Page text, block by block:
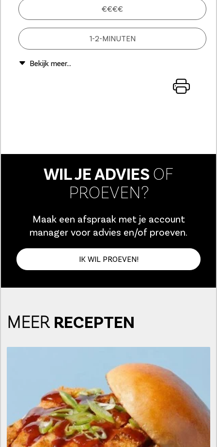
€€€€
1-2-MINUTEN
WIL JE ADVIES OF
PROEVEN?
Maak een afspraak met je account
manager voor advies en/of proeven.
IK WIL PROEVEN!
MEER RECEPTEN